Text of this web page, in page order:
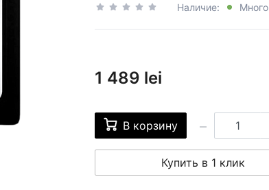
Наличие: Много
1 489 lei
В корзину
Купить в 1 клик